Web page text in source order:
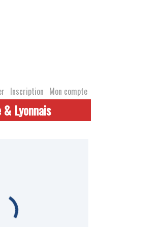
Inscription Mon compte
Lyonnais